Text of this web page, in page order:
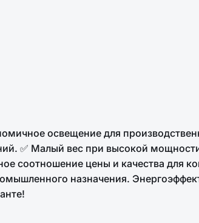
освещение для
✅ Малый вес при высокой
соотношение цены и качества для
назначения.